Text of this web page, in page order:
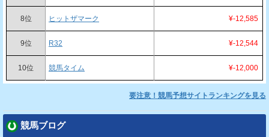
8位 ヒットザマーク ¥-12,585
9位 R32 ¥-12,544
10位 競馬タイム ¥-12,000
要注意！競馬予想サイトランキングを見る
競馬ブログ